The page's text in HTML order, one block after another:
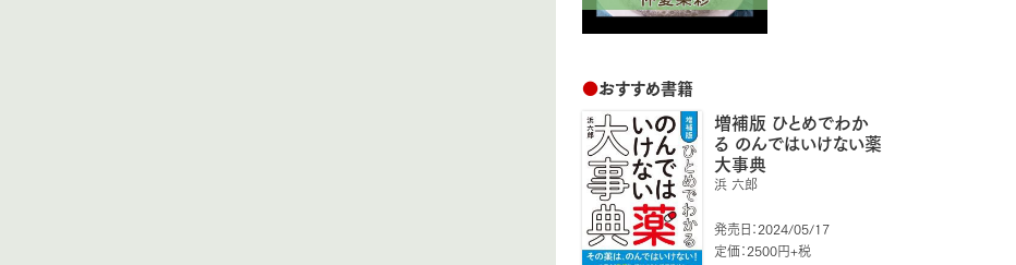
●おすすめ書籍
増補版 ひとめでわか
る のんではいけない薬
大事典
浜 六郎
発売日：2024/05/17
定価：2500円+税